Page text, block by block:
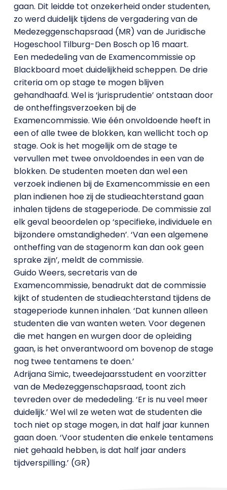
gaan. Dit leidde tot onzekerheid onder studenten,
zo werd duidelijk tijdens de vergadering van de
Medezeggenschapsraad (MR) van de Juridische
Hogeschool Tilburg-Den Bosch op 16 maart.
Een mededeling van de Examencommissie op
Blackboard moet duidelijkheid scheppen. De drie
criteria om op stage te mogen blijven
gehandhaafd. Wel is ‘jurisprudentie’ ontstaan door
de ontheffingsverzoeken bij de
Examencommissie. Wie één onvoldoende heeft in
een of alle twee de blokken, kan wellicht toch op
stage. Ook is het mogelijk om de stage te
vervullen met twee onvoldoendes in een van de
blokken. De studenten moeten dan wel een
verzoek indienen bij de Examencommissie en een
plan indienen hoe zij de studieachterstand gaan
inhalen tijdens de stageperiode. De commissie zal
elk geval beoordelen op ‘specifieke, individuele en
bijzondere omstandigheden’. ‘Van een algemene
ontheffing van de stagenorm kan dan ook geen
sprake zijn’, meldt de commissie.
Guido Weers, secretaris van de
Examencommissie, benadrukt dat de commissie
kijkt of studenten de studieachterstand tijdens de
stageperiode kunnen inhalen. ‘Dat kunnen alleen
studenten die van wanten weten. Voor degenen
die met hangen en wurgen door de opleiding
gaan, is het onverantwoord om bovenop de stage
nog twee tentamens te doen.’
Adrijana Simic, tweedejaarsstudent en voorzitter
van de Medezeggenschapsraad, toont zich
tevreden over de mededeling. ‘Er is nu veel meer
duidelijk.’ Wel wil ze weten wat de studenten die
toch niet op stage mogen, in dat half jaar kunnen
gaan doen. ‘Voor studenten die enkele tentamens
niet gehaald hebben, is dat half jaar anders
tijdverspilling.’ (GR)